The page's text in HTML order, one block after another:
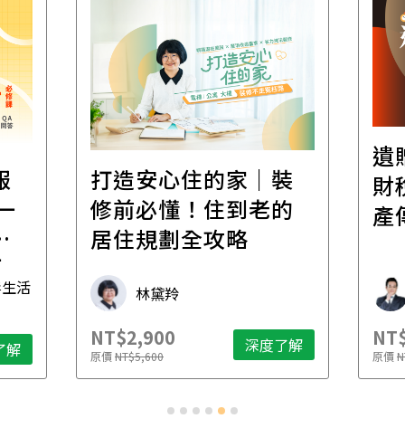
活
解
打造安心住的家｜裝
修前必懂！住到老的
居住規劃全攻略
林黛羚
NT$2,900
原價NT$5,600 深度了解
遺
財
產
原價